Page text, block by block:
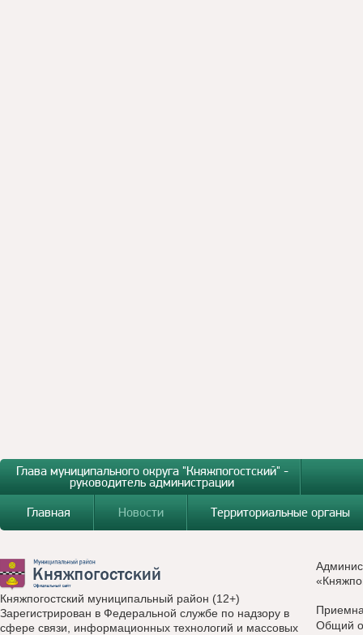
Глава муниципального округа "Княжпогостский" -
руководитель администрации
Главная
Новости Территориальные органы
Княжпогостский муниципальный район (12+)
Зарегистрирован в Федеральной службе по надзору в
сфере связи, информационных технологий и массовых
Общий